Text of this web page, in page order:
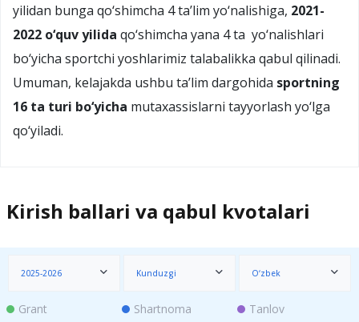
yilidan bunga qo‘shimcha 4 ta’lim yo‘nalishiga, 2021-
2022 o‘quv yilida qo‘shimcha yana 4 ta yo‘nalishlari
bo‘yicha sportchi yoshlarimiz talabalikka qabul qilinadi.
Umuman, kelajakda ushbu ta’lim dargohida sportning
16 ta turi bo‘yicha mutaxassislarni tayyorlash yo‘lga
qo‘yiladi.
Kirish ballari va qabul kvotalari
2025-2026 Kunduzgi O‘zbek
Grant Shartnoma Tanlov